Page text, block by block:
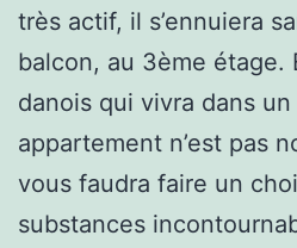
très actif, il s’ennuiera
balcon, au 3ème étage.
danois qui vivra dans
appartement n’est pas
vous faudra faire un
substances